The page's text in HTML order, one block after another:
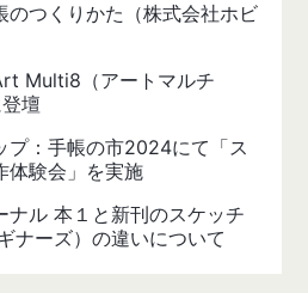
のつくりかた（株式会社ホビ
Multi8（アートマルチ
壇
プ：手帳の市2024にて「ス
体験会」を実施
ナル 本１と新刊のスケッチ
ナーズ）の違いについて